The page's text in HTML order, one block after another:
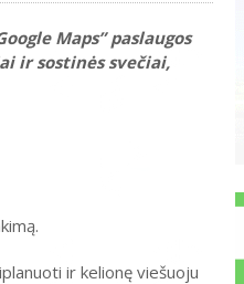
Maps” paslaugos
ir sostinės svečiai,
ir kelionę viešuoju